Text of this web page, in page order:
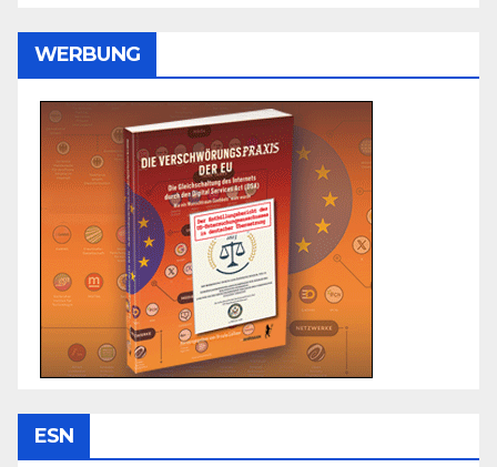
WERBUNG
ESN